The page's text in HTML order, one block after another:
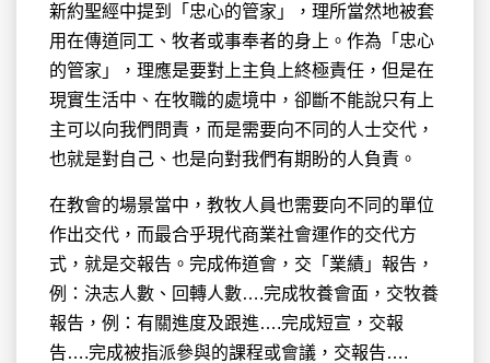
新約聖經中提到「忠心的管家」，理所當然地被套
用在傳道同工、牧者或事奉者的身上。作為「忠心
的管家」，理應是要對上主負上終極責任，但是在
現實生活中、在牧職的處境中，卻斷不能說只有上
主可以向我們問責，而是需要向不同的人士交代，
也就是對自己、也是向對我們有期盼的人負責。
在教會的場景當中，教牧人員也需要向不同的單位
作出交代，而最合乎現代商業社會運作的交代方
式，就是交報告。完成佈道會，交「業績」報告，
例：決志人數、回轉人數….完成牧養會面，交牧養
報告，例：有關進度及跟進….完成短宣，交報
告….完成被指派參與的課程或會議，交報告….